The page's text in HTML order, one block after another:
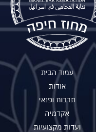
עמוד הבית
אודות
תרבות ופנאי
אקדמיה
ועדות מקצועיות